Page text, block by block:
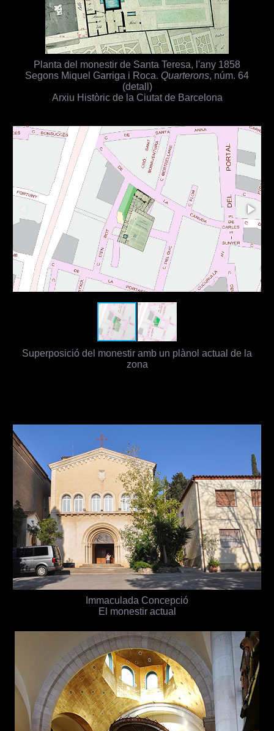
Planta del monestir de Santa Teresa, l'any 1858
Segons Miquel Garriga i Roca. Quarterons, núm. 64
(detall)
Arxiu Històric de la Ciutat de Barcelona
Superposició del monestir amb un plànol actual de la
zona
Immaculada Concepció
El monestir actual